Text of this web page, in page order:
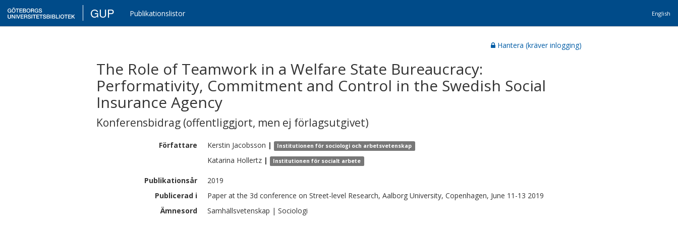
GUP Publikationslistor English
Hantera (kräver inlogging)
The Role of Teamwork in a Welfare State Bureaucracy:
Performativity, Commitment and Control in the Swedish Social
Insurance Agency
Konferensbidrag (offentliggjort, men ej förlagsutgivet)
Författare Kerstin Jacobsson | Institutionen för sociologi och arbetsvetenskap
Katarina Hollertz | Institutionen för socialt arbete
Publikationsår
2019
Publicerad i
Paper at the 3d conference on Street-level Research, Aalborg University, Copenhagen, June 11-13 2019
Ämnesord
Samhällsvetenskap | Sociologi